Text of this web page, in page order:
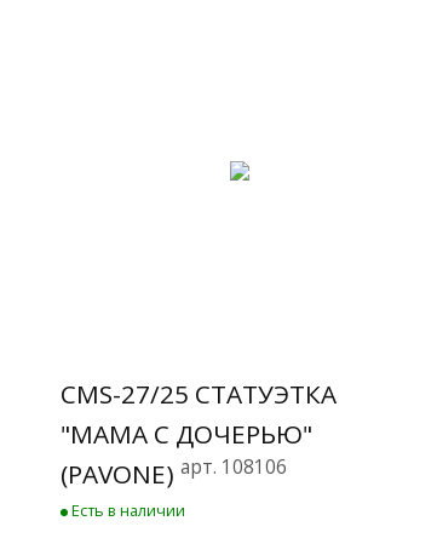
CMS-27/25 СТАТУЭТКА
"МАМА С ДОЧЕРЬЮ"
(PAVONE) арт. 108106
Есть в наличии